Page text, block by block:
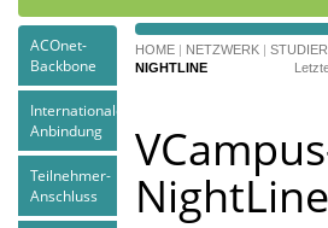
ACOnet-
Backbone
Internationale
Anbindung
Teilnehmer-
Anschluss
HOME | NETZWERK |
NIGHTLINE
NightLine